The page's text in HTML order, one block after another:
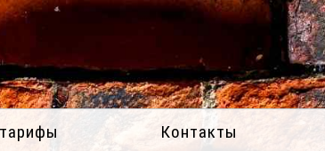
Контакты